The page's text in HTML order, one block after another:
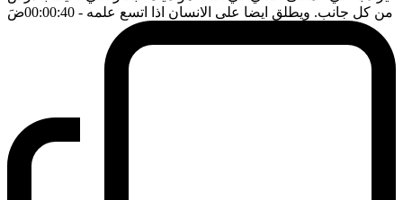
من كل جانب. ويطلق ايضا على الانسان اذا اتسع علمه - 00:00:40 ضَ